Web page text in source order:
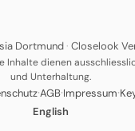
Dortmund· Closelook
Inhalte dienen
und Unterhaltung.
·AGB·Impressum·
English